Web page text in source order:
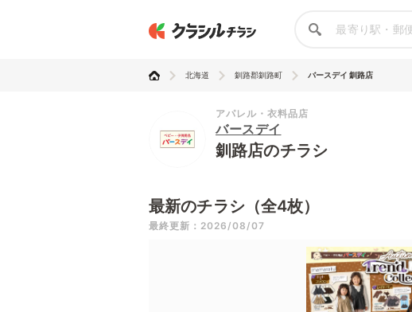
北海道 釧路郡釧路町 バースデイ 釧路店
アパレル・衣料品店
バースデイ
釧路店のチラシ
最新のチラシ（全4枚）
最終更新：2026/08/07